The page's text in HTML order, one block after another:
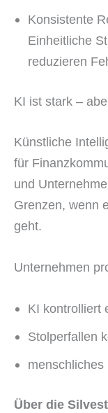
Konsistente
Einheitliche
reduzieren
KI ist stark –
Künstliche
für
und
Grenzen, wenn
geht.
Unternehmen
KI kontrolliert
Stolperfallen
Über die